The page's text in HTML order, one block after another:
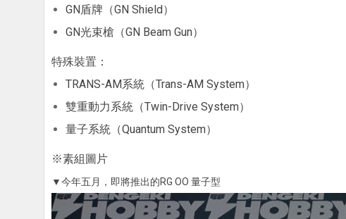
GN盾牌（GN Shield）
GN光束槍（GN Beam Gun）
特殊裝置：
TRANS-AM系統（Trans-AM System）
雙重動力系統（Twin-Drive System）
量子系統（Quantum System）
※素組圖片
▼今年五月，即將推出的RG OO 量子型